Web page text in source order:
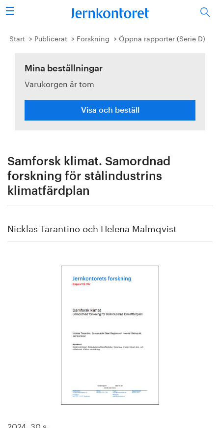
Sök
Stålindustrin
Vision 2050
Forskning/utbildning
Publicerat
Bildbank
Om oss
Start Publicerat Forskning Öppna rapporter (Serie D)
Mina beställningar
Varukorgen är tom
Visa och beställ
Samforsk klimat. Samordnad
forskning för stålindustrins
klimatfärdplan
Nicklas Tarantino och Helena Malmqvist
2024. 30 s.